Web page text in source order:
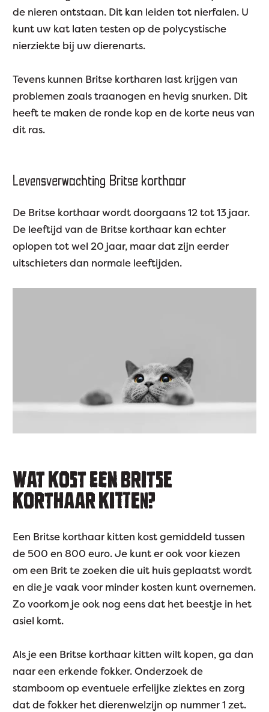
de nieren ontstaan. Dit kan leiden tot nierfalen. U
kunt uw kat laten testen op de polycystische
nierziekte bij uw dierenarts.
Tevens kunnen Britse kortharen last krijgen van
problemen zoals traanogen en hevig snurken. Dit
heeft te maken de ronde kop en de korte neus van
dit ras.
Levensverwachting Britse korthaar
De Britse korthaar wordt doorgaans 12 tot 13 jaar.
De leeftijd van de Britse korthaar kan echter
oplopen tot wel 20 jaar, maar dat zijn eerder
uitschieters dan normale leeftijden.
WAT KOST EEN BRITSE
KORTHAAR KITTEN?
Een Britse korthaar kitten kost gemiddeld tussen
de 500 en 800 euro. Je kunt er ook voor kiezen
om een Brit te zoeken die uit huis geplaatst wordt
en die je vaak voor minder kosten kunt overnemen.
Zo voorkom je ook nog eens dat het beestje in het
asiel komt.
Als je een Britse korthaar kitten wilt kopen, ga dan
naar een erkende fokker. Onderzoek de
stamboom op eventuele erfelijke ziektes en zorg
dat de fokker het dierenwelzijn op nummer 1 zet.